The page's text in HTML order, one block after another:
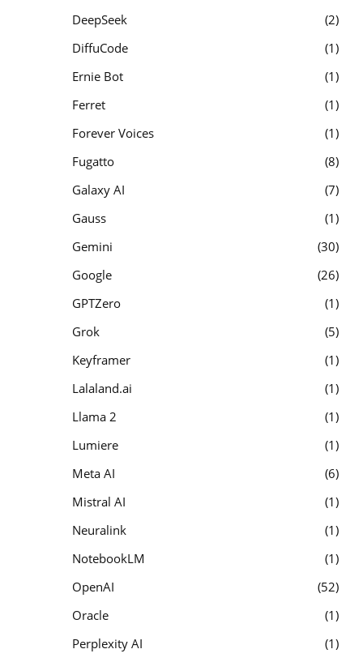
DeepSeek
2
DiffuCode
1
Ernie Bot
1
Ferret
1
Forever Voices
1
Fugatto
8
Galaxy AI
7
Gauss
1
Gemini
30
Google
26
GPTZero
1
Grok
5
Keyframer
1
Lalaland.ai
1
Llama 2
1
Lumiere
1
Meta AI
6
Mistral AI
1
Neuralink
1
NotebookLM
1
OpenAI
52
Oracle
1
Perplexity AI
1